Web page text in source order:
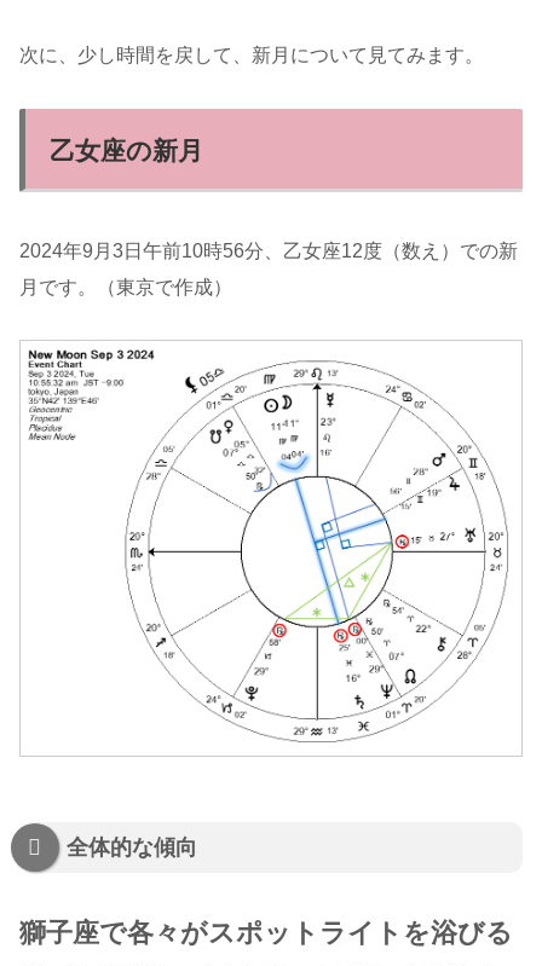
次に、少し時間を戻して、新月について見てみます。
乙女座の新月
2024年9月3日午前10時56分、乙女座12度（数え）での新
月です。（東京で作成）
全体的な傾向
獅子座で各々がスポットライトを浴びる